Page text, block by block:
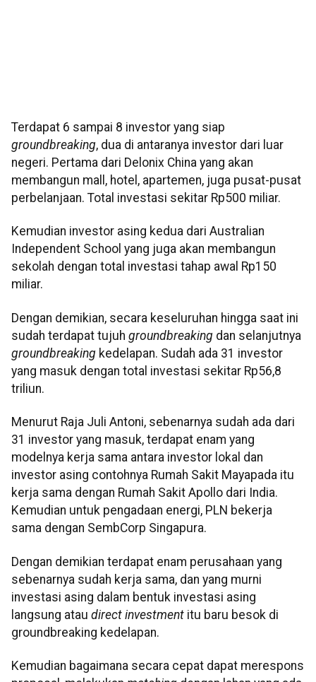
Terdapat 6 sampai 8 investor yang siap
groundbreaking, dua di antaranya investor dari luar
negeri. Pertama dari Delonix China yang akan
membangun mall, hotel, apartemen, juga pusat-pusat
perbelanjaan. Total investasi sekitar Rp500 miliar.
Kemudian investor asing kedua dari Australian
Independent School yang juga akan membangun
sekolah dengan total investasi tahap awal Rp150
miliar.
Dengan demikian, secara keseluruhan hingga saat ini
sudah terdapat tujuh groundbreaking dan selanjutnya
groundbreaking kedelapan. Sudah ada 31 investor
yang masuk dengan total investasi sekitar Rp56,8
triliun.
Menurut Raja Juli Antoni, sebenarnya sudah ada dari
31 investor yang masuk, terdapat enam yang
modelnya kerja sama antara investor lokal dan
investor asing contohnya Rumah Sakit Mayapada itu
kerja sama dengan Rumah Sakit Apollo dari India.
Kemudian untuk pengadaan energi, PLN bekerja
sama dengan SembCorp Singapura.
Dengan demikian terdapat enam perusahaan yang
sebenarnya sudah kerja sama, dan yang murni
investasi asing dalam bentuk investasi asing
langsung atau direct investment itu baru besok di
groundbreaking kedelapan.
Kemudian bagaimana secara cepat dapat merespons